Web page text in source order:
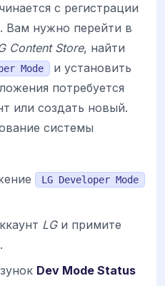
с регистрации
Вам нужно перейти в
Content Store, найти
Mode
и установить
потребуется
или создать новый.
системы
LG Developer Mode
LGи примите
Dev Mode Status